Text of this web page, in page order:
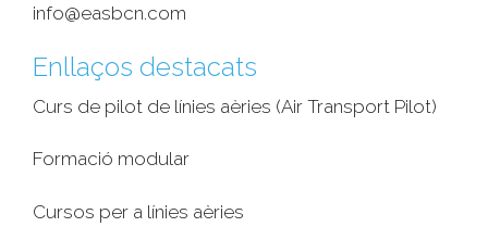
info@easbcn.com
Enllaços destacats
Curs de pilot de línies aèries (Air Transport Pilot)
Formació modular
Cursos per a línies aèries